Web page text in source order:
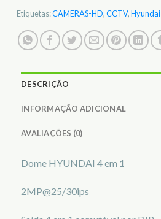
Etiquetas:CAMERAS-HD,CCTV,Hyundai
DESCRIÇÃO
INFORMAÇÃO ADICIONAL
AVALIAÇÕES (0)
Dome HYUNDAI 4 em 1
2MP@25/30ips